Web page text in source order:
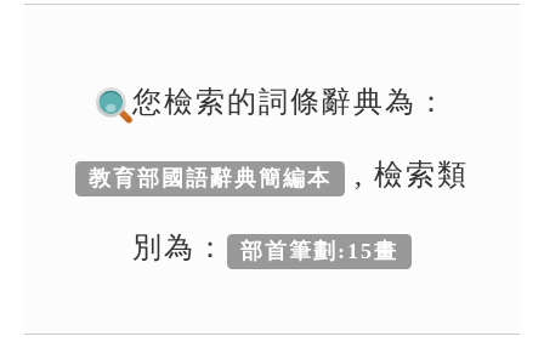
生字詞彙表
成語故事
您檢索的詞條辭典為：
教育部國語辭典簡編本 , 檢索類
別為： 部首筆劃:15畫